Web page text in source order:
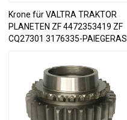
Krone für VALTRA TRAKTOR
PLANETEN ZF 4472353419 ZF
CQ27301 3176335-PAIEGERAS